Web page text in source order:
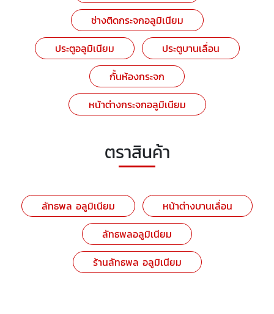
ช่างติดกระจกอลูมิเนียม
ประตูอลูมิเนียม
ประตูบานเลื่อน
กั้นห้องกระจก
หน้าต่างกระจกอลูมิเนียม
ตราสินค้า
ลัทธพล อลูมิเนียม
หน้าต่างบานเลื่อน
ลัทธพลอลูมิเนียม
ร้านลัทธพล อลูมิเนียม